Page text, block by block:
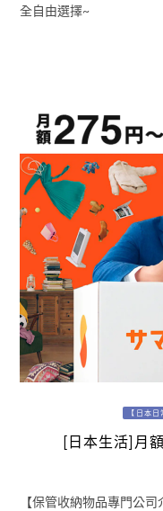
全自由選擇~
【日本日
[日本生活]月
【保管收納物品專門公司